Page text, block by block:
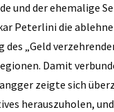
und der ehe­malige
Peterlini die
des „Geld
Damit
zeigte sich
herauszuholen,